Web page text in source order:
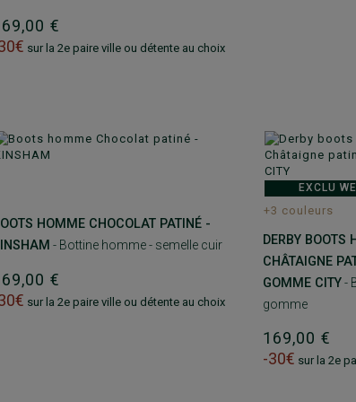
€
sur la 2e paire ville ou détente au choix
HOMME CHOCOLAT PATINÉ -
- Bottine homme - semelle cuir
€
sur la 2e paire ville ou détente au choix
EXCLU
+3 couleurs
DERBY BOOTS
CHÂTAIGNE
GOMME CITY-
gomme
169,00 €
-30€ sur la 2e